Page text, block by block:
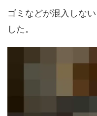
ゴミなどが混入しな
した。